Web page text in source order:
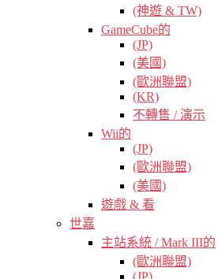
(神遊 & TW)
GameCube的
(JP)
(美國)
(歐洲聯盟)
(KR)
不轉售 / 演示
Wii的
(JP)
(歐洲聯盟)
(美國)
遊戲 & 看
世嘉
主站系統 / Mark III的
(歐洲聯盟)